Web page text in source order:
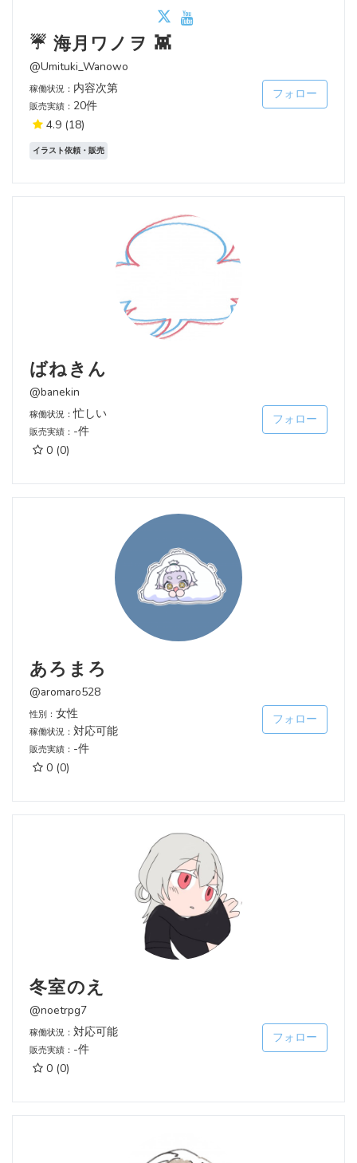
☔ 海月ワノヲ 👾
@Umituki_Wanowo
稼働状況： 内容次第
販売実績： 20件
4.9 (18)
フォロー
イラスト依頼・販売
ばねきん
@banekin
稼働状況：忙しい
販売実績： -件
0 (0)
フォロー
あろまろ
@aromaro528
性別： 女性
稼働状況： 対応可能
販売実績： -件
0 (0)
フォロー
冬室のえ
@noetrpg7
稼働状況： 対応可能
販売実績： -件
0 (0)
フォロー